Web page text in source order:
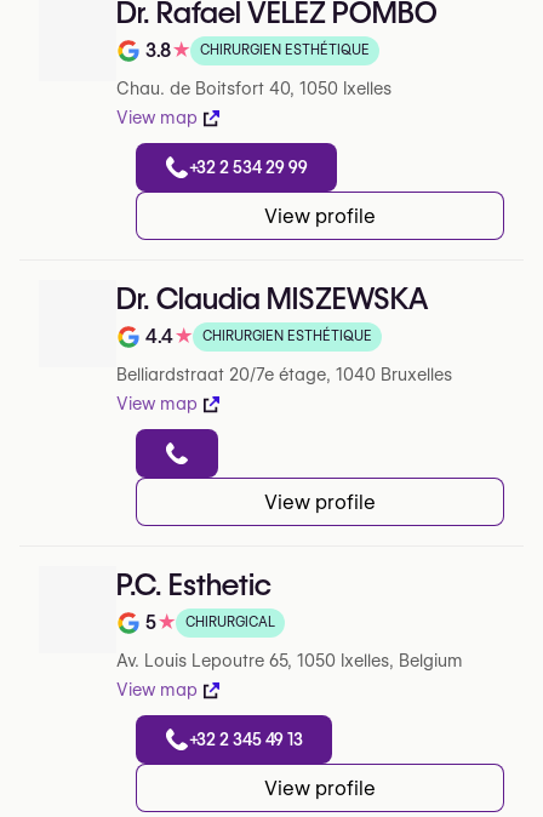
Dr. Rafael VÉLEZ POMBO
Note de 3.8 sur 5 sur Google
3.8★ CHIRURGIEN ESTHÉTIQUE
Chau. de Boitsfort 40, 1050 Ixelles
View map
+32 2 534 29 99
View profile
Dr. Claudia MISZEWSKA
Note de 4.4 sur 5 sur Google
4.4★ CHIRURGIEN ESTHÉTIQUE
Belliardstraat 20/7e étage, 1040 Bruxelles
View map
View profile
P.C. Esthetic
Note de 5 sur 5 sur Google
5★ CHIRURGICAL
Av. Louis Lepoutre 65, 1050 Ixelles, Belgium
View map
+32 2 345 49 13
View profile